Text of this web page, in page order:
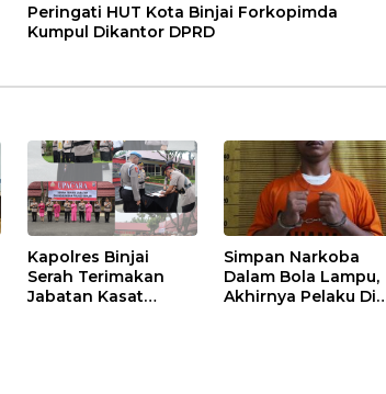
Peringati HUT Kota Binjai Forkopimda
Kumpul Dikantor DPRD
Kapolres Binjai
Serah Terimakan
Jabatan Kasat
Simpan Narkoba
Dalam Bola Lampu,
Akhirnya Pelaku Di